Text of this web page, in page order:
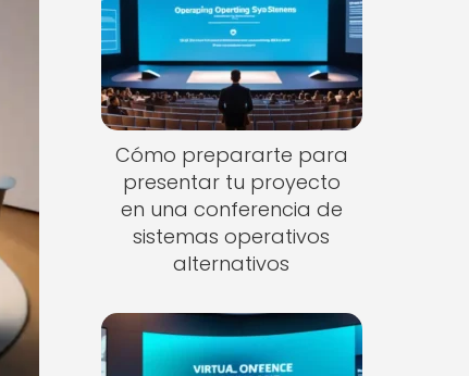
Cómo prepararte para
presentar tu proyecto
en una conferencia de
sistemas operativos
alternativos